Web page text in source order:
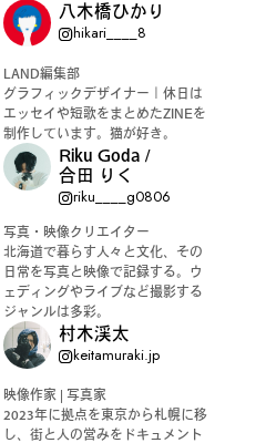
八木橋ひかり
hikari____8
LAND編集部
グラフィックデザイナー｜休日は
エッセイや短歌をまとめたZINEを
制作しています。猫が好き。
Riku Goda /
合田 りく
riku____g0806
写真・映像クリエイター
北海道で暮らす人々と文化、その
日常を写真と映像で記録する。ウ
ェディングやライブなど撮影する
ジャンルは多彩。
村木渓太
keitamuraki.jp
映像作家 | 写真家
2023年に拠点を東京から札幌に移
し、街と人の営みをドキュメント